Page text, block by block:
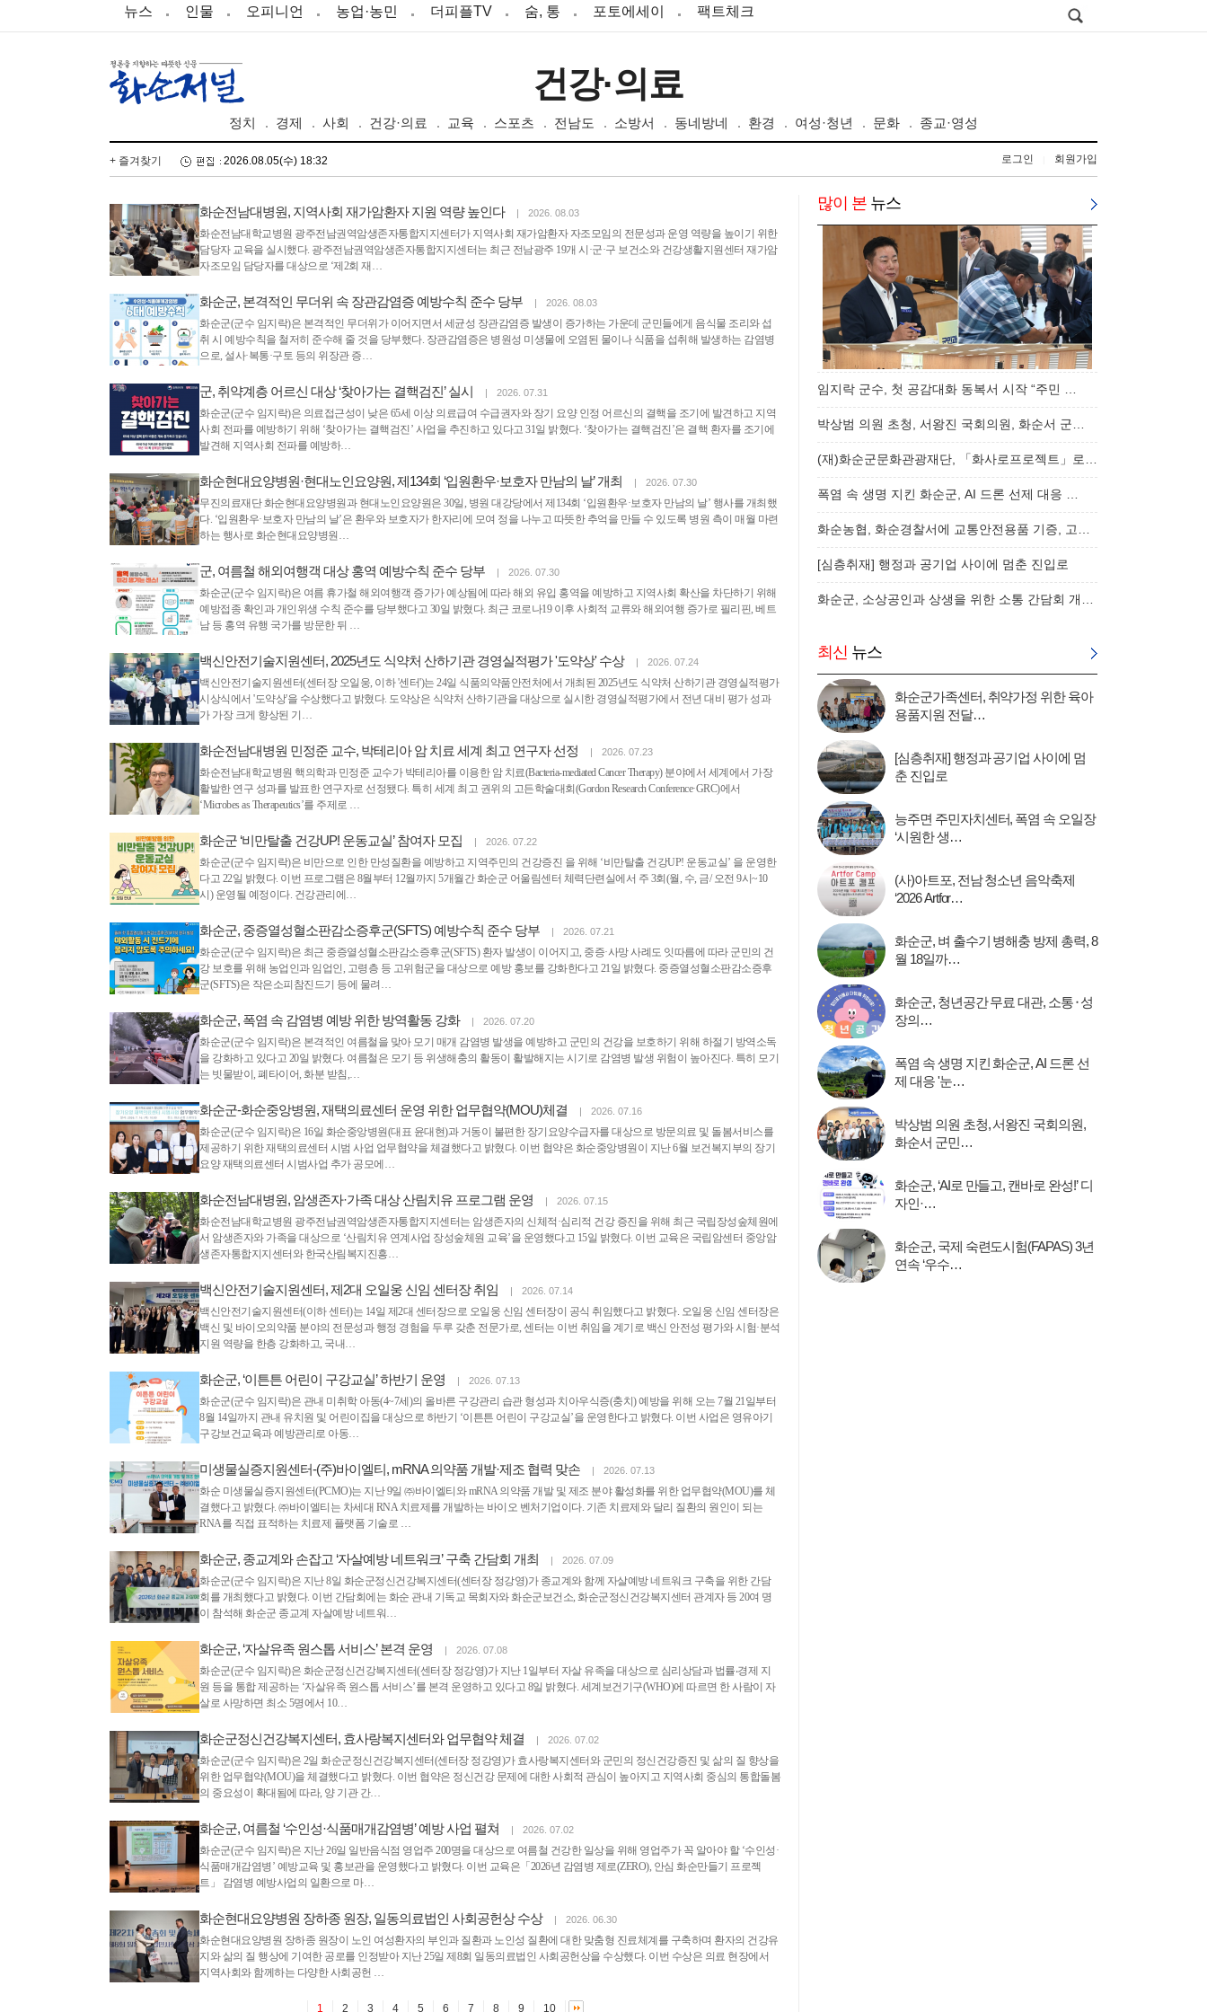
뉴스 인물 오피니언 농업·농민 더피플TV 숨, 통 포토에세이 팩트체크
건강·의료
정치 경제 사회 건강·의료 교육 스포츠 전남도 소방서 동네방네 환경 여성·청년 문화 종교·영성
+ 즐겨찾기 2026.08.05(수) 18:32 로그인 회원가입
화순전남대병원, 지역사회 재가암환자 지원 역량 높인다 | 2026. 08.03
화순전남대학교병원 광주전남권역암생존자통합지지센터가 지역사회 재가암환자 자조모임의 전문성과 운영 역량을 높이기 위한
담당자 교육을 실시했다. 광주전남권역암생존자통합지지센터는 최근 전남광주 19개 시·군·구 보건소와 건강생활지원센터 재가암
자조모임 담당자를 대상으로 ‘제2회 재…
화순군, 본격적인 무더위 속 장관감염증 예방수칙 준수 당부 | 2026. 08.03
화순군(군수 임지락)은 본격적인 무더위가 이어지면서 세균성 장관감염증 발생이 증가하는 가운데 군민들에게 음식물 조리와 섭
취 시 예방수칙을 철저히 준수해 줄 것을 당부했다. 장관감염증은 병원성 미생물에 오염된 물이나 식품을 섭취해 발생하는 감염병
으로, 설사·복통·구토 등의 위장관 증…
군, 취약계층 어르신 대상 ‘찾아가는 결핵검진’ 실시 | 2026. 07.31
화순군(군수 임지락)은 의료접근성이 낮은 65세 이상 의료급여 수급권자와 장기 요양 인정 어르신의 결핵을 조기에 발견하고 지역
사회 전파를 예방하기 위해 ‘찾아가는 결핵검진’ 사업을 추진하고 있다고 31일 밝혔다. ‘찾아가는 결핵검진’은 결핵 환자를 조기에
발견해 지역사회 전파를 예방하…
화순현대요양병원·현대노인요양원, 제134회 ‘입원환우·보호자 만남의 날’ 개최 | 2026. 07.30
무진의료재단 화순현대요양병원과 현대노인요양원은 30일, 병원 대강당에서 제134회 ‘입원환우·보호자 만남의 날’ 행사를 개최했
다. ‘입원환우·보호자 만남의 날’은 환우와 보호자가 한자리에 모여 정을 나누고 따뜻한 추억을 만들 수 있도록 병원 측이 매월 마련
하는 행사로 화순현대요양병원…
군, 여름철 해외여행객 대상 홍역 예방수칙 준수 당부 | 2026. 07.30
화순군(군수 임지락)은 여름 휴가철 해외여행객 증가가 예상됨에 따라 해외 유입 홍역을 예방하고 지역사회 확산을 차단하기 위해
예방접종 확인과 개인위생 수칙 준수를 당부했다고 30일 밝혔다. 최근 코로나19 이후 사회적 교류와 해외여행 증가로 필리핀, 베트
남 등 홍역 유행 국가를 방문한 뒤 …
백신안전기술지원센터, 2025년도 식약처 산하기관 경영실적평가 '도약상' 수상 | 2026. 07.24
백신안전기술지원센터(센터장 오일웅, 이하 '센터')는 24일 식품의약품안전처에서 개최된 2025년도 식약처 산하기관 경영실적평가
시상식​에서 '도약상'​을 수상했다고 밝혔다. 도약상은 식약처 산하기관을 대상으로 실시한 경영실적평가에서 전년 대비 평가 성과
가 가장 크게 향상된 기…
화순전남대병원 민정준 교수, 박테리아 암 치료 세계 최고 연구자 선정 | 2026. 07.23
화순전남대학교병원 핵의학과 민정준 교수가 박테리아를 이용한 암 치료(Bacteria-mediated Cancer Therapy) 분야에서 세계에서 가장
활발한 연구 성과를 발표한 연구자로 선정됐다. 특히 세계 최고 권위의 고든학술대회(Gordon Research Conference·GRC)에서
‘Microbes as Therapeutics’를 주제로 …
화순군 ‘비만탈출 건강UP! 운동교실’ 참여자 모집 | 2026. 07.22
화순군(군수 임지락)은 비만으로 인한 만성질환을 예방하고 지역주민의 건강증진 을 위해 ‘비만탈출 건강UP! 운동교실’ 을 운영한
다고 22일 밝혔다. 이번 프로그램은 8월부터 12월까지 5개월간 화순군 어울림센터 체력단련실에서 주 3회(월, 수, 금/ 오전 9시~10
시) 운영될 예정이다. 건강관리에…
화순군, 중증열성혈소판감소증후군(SFTS) 예방수칙 준수 당부 | 2026. 07.21
화순군(군수 임지락)은 최근 중증열성혈소판감소증후군(SFTS) 환자 발생이 이어지고, 중증·사망 사례도 잇따름에 따라 군민의 건
강 보호를 위해 농업인과 임업인, 고령층 등 고위험군을 대상으로 예방 홍보를 강화한다고 21일 밝혔다. 중증열성혈소판감소증후
군(SFTS)은 작은소피참진드기 등에 물려…
화순군, 폭염 속 감염병 예방 위한 방역활동 강화 | 2026. 07.20
화순군(군수 임지락)은 본격적인 여름철을 맞아 모기 매개 감염병 발생을 예방하고 군민의 건강을 보호하기 위해 하절기 방역소독
을 강화하고 있다고 20일 밝혔다. 여름철은 모기 등 위생해충의 활동이 활발해지는 시기로 감염병 발생 위험이 높아진다. 특히 모기
는 빗물받이, 폐타이어, 화분 받침,…
화순군-화순중앙병원, 재택의료센터 운영 위한 업무협약(MOU)체결 | 2026. 07.16
화순군(군수 임지락)은 16일 화순중앙병원(대표 윤대현)과 거동이 불편한 장기요양수급자를 대상으로 방문의료 및 돌봄서비스를
제공하기 위한 재택의료센터 시범 사업 업무협약을 체결했다고 밝혔다. 이번 협약은 화순중앙병원이 지난 6월 보건복지부의 장기
요양 재택의료센터 시범사업 추가 공모에…
화순전남대병원, 암생존자·가족 대상 산림치유 프로그램 운영 | 2026. 07.15
화순전남대학교병원 광주전남권역암생존자통합지지센터는 암생존자의 신체적·심리적 건강 증진을 위해 최근 국립장성숲체원에
서 암생존자와 가족을 대상으로 ‘산림치유 연계사업 장성숲체원 교육’을 운영했다고 15일 밝혔다. 이번 교육은 국립암센터 중앙암
생존자통합지지센터와 한국산림복지진흥…
백신안전기술지원센터, 제2대 오일웅 신임 센터장 취임 | 2026. 07.14
백신안전기술지원센터(이하 센터)는 14일 제2대 센터장으로 오일웅 신임 센터장이 공식 취임했다고 밝혔다. 오일웅 신임 센터장은
백신 및 바이오의약품 분야의 전문성과 행정 경험을 두루 갖춘 전문가로, 센터는 이번 취임을 계기로 백신 안전성 평가와 시험·분석
지원 역량을 한층 강화하고, 국내…
화순군, ‘이튼튼 어린이 구강교실’ 하반기 운영 | 2026. 07.13
화순군(군수 임지락)은 관내 미취학 아동(4~7세)의 올바른 구강관리 습관 형성과 치아우식증(충치) 예방을 위해 오는 7월 21일부터
8월 14일까지 관내 유치원 및 어린이집을 대상으로 하반기 ‘이튼튼 어린이 구강교실’을 운영한다고 밝혔다. 이번 사업은 영유아기
구강보건교육과 예방관리로 아동…
미생물실증지원센터-(주)바이엘티, mRNA 의약품 개발·제조 협력 맞손 | 2026. 07.13
화순 미생물실증지원센터(PCMO)는 지난 9일 ㈜바이엘티와 mRNA 의약품 개발 및 제조 분야 활성화를 위한 업무협약(MOU)를 체
결했다고 밝혔다. ㈜바이엘티는 차세대 RNA 치료제를 개발하는 바이오 벤처기업이다. 기존 치료제와 달리 질환의 원인이 되는
RNA를 직접 표적하는 치료제 플랫폼 기술로 …
화순군, 종교계와 손잡고 ‘자살예방 네트워크’ 구축 간담회 개최 | 2026. 07.09
화순군(군수 임지락)은 지난 8일 화순군정신건강복지센터(센터장 정강영)가 종교계와 함께 자살예방 네트워크 구축을 위한 간담
회를 개최했다고 밝혔다. 이번 간담회에는 화순 관내 기독교 목회자와 화순군보건소, 화순군정신건강복지센터 관계자 등 20여 명
이 참석해 화순군 종교계 자살예방 네트워…
화순군, ‘자살유족 원스톱 서비스’ 본격 운영 | 2026. 07.08
화순군(군수 임지락)은 화순군정신건강복지센터(센터장 정강영)가 지난 1일부터 자살 유족을 대상으로 심리상담과 법률‧경제 지
원 등을 통합 제공하는 ‘자살유족 원스톱 서비스’를 본격 운영하고 있다고 8일 밝혔다. 세계보건기구(WHO)에 따르면 한 사람이 자
살로 사망하면 최소 5명에서 10…
화순군정신건강복지센터, 효사랑복지센터와 업무협약 체결 | 2026. 07.02
화순군(군수 임지락)은 2일 화순군정신건강복지센터(센터장 정강영)가 효사랑복지센터와 군민의 정신건강증진 및 삶의 질 향상을
위한 업무협약(MOU)을 체결했다고 밝혔다. 이번 협약은 정신건강 문제에 대한 사회적 관심이 높아지고 지역사회 중심의 통합돌봄
의 중요성이 확대됨에 따라, 양 기관 간…
화순군, 여름철 ‘수인성·식품매개감염병’ 예방 사업 펼쳐 | 2026. 07.02
화순군(군수 임지락)은 지난 26일 일반음식점 영업주 200명을 대상으로 여름철 건강한 일상을 위해 영업주가 꼭 알아야 할 ‘수인성·
식품매개감염병’ 예방교육 및 홍보관을 운영했다고 밝혔다. 이번 교육은「2026년 감염병 제로(ZERO), 안심 화순만들기 프로젝
트」 감염병 예방사업의 일환으로 마…
화순현대요양병원 장하종 원장, 일동의료법인 사회공헌상 수상 | 2026. 06.30
화순현대요양병원 장하종 원장이 노인 여성환자의 부인과 질환과 노인성 질환에 대한 맞춤형 진료체계를 구축하며 환자의 건강유
지와 삶의 질 행상에 기여한 공로를 인정받아 지난 25일 제8회 일동의료법인 사회공헌상을 수상했다. 이번 수상은 의료 현장에서
지역사회와 함께하는 다양한 사회공헌 …
1 2 3 4 5 6 7 8 9 10
많이 본 뉴스
임지락 군수, 첫 공감대화 동복서 시작 “주민 …
박상범 의원 초청, 서왕진 국회의원, 화순서 군…
(재)화순군문화관광재단, 「화사로프로젝트」로…
폭염 속 생명 지킨 화순군, AI 드론 선제 대응 …
화순농협, 화순경찰서에 교통안전용품 기증, 고…
[심층취재] 행정과 공기업 사이에 멈춘 진입로
화순군, 소상공인과 상생을 위한 소통 간담회 개…
최신 뉴스
화순군가족센터, 취약가정 위한 육아
용품지원 전달…
[심층취재] 행정과 공기업 사이에 멈
춘 진입로
능주면 주민자치센터, 폭염 속 오일장
‘시원한 생…
(사)아트포, 전남 청소년 음악축제
‘2026 Artfor…
화순군, 벼 출수기 병해충 방제 총력, 8
월 18일까…
화순군, 청년공간 무료 대관, 소통⬝성
장의…
폭염 속 생명 지킨 화순군, AI 드론 선
제 대응 '눈…
박상범 의원 초청, 서왕진 국회의원,
화순서 군민…
화순군, ‘AI로 만들고, 캔바로 완성!’ 디
자인·…
화순군, 국제 숙련도시험(FAPAS) 3년
연속 ‘우수…